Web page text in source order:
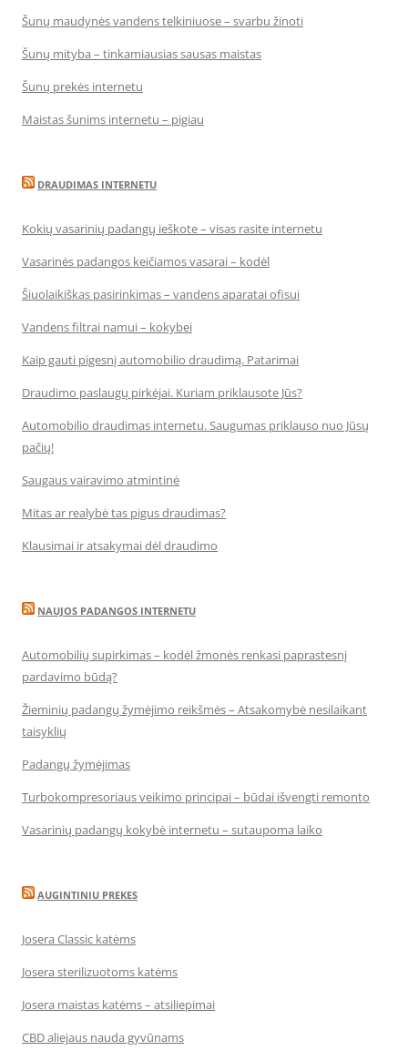
Šunų maudynės vandens telkiniuose – svarbu žinoti
Šunų mityba – tinkamiausias sausas maistas
Šunų prekės internetu
Maistas šunims internetu – pigiau
DRAUDIMAS INTERNETU
Kokių vasarinių padangų ieškote – visas rasite internetu
Vasarinės padangos keičiamos vasarai – kodėl
Šiuolaikiškas pasirinkimas – vandens aparatai ofisui
Vandens filtrai namui – kokybei
Kaip gauti pigesnį automobilio draudimą. Patarimai
Draudimo paslaugų pirkėjai. Kuriam priklausote Jūs?
Automobilio draudimas internetu. Saugumas priklauso nuo Jūsų
pačių!
Saugaus vairavimo atmintinė
Mitas ar realybė tas pigus draudimas?
Klausimai ir atsakymai dėl draudimo
NAUJOS PADANGOS INTERNETU
Automobilių supirkimas – kodėl žmonės renkasi paprastesnį
pardavimo būdą?
Žieminių padangų žymėjimo reikšmės – Atsakomybė nesilaikant
taisyklių
Padangų žymėjimas
Turbokompresoriaus veikimo principai – būdai išvengti remonto
Vasarinių padangų kokybė internetu – sutaupoma laiko
AUGINTINIU PREKES
Josera Classic katėms
Josera sterilizuotoms katėms
Josera maistas katėms – atsiliepimai
CBD aliejaus nauda gyvūnams